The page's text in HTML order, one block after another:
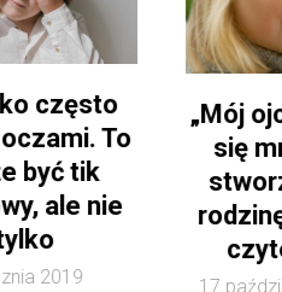
To
„Mój ojciec
się mnie,
stworzyć
rodzinę” – list
17 października